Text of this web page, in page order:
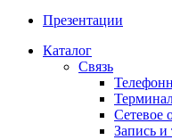
Презентации
Каталог
Связь
Сетевое
Запись и